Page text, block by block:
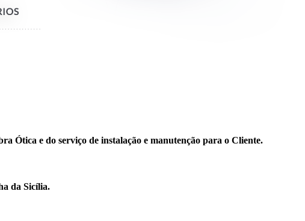
Ótica e do serviço de instalação e manutenção para o Cliente.
da Sicília.